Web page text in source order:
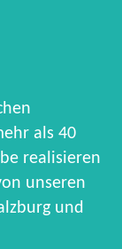
als 40
realisieren
unseren
und